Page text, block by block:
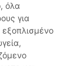
όλα
για